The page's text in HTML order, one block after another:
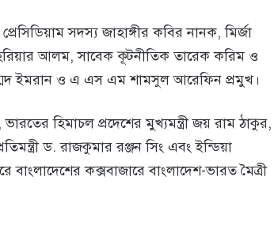
সদস্য জাহাঙ্গীর কবির নানক, মির্জা
আলম, সাবেক কূটনীতিক তারেক করিম ও
ইমরান ও এ এস এম শামসুল আরেফিন প্রমুখ।
হিমাচল প্রদেশের মুখ্যমন্ত্রী জয় রাম ঠাকুর,
ড. রাজকুমার রঞ্জন সিং এবং ইন্ডিয়া
কক্সবাজারে বাংলাদেশ-ভারত মৈত্রী